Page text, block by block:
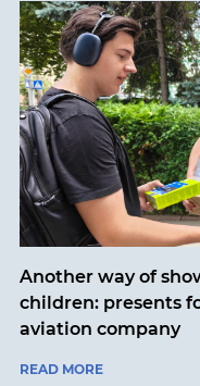
Another way of
children: presents
aviation company
READ MORE